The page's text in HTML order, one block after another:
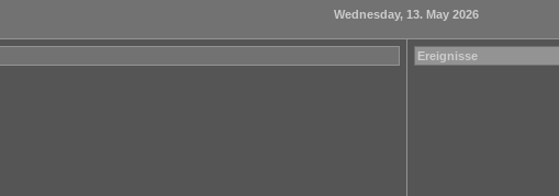
Wednesday, 13. May 2026
Ereignisse